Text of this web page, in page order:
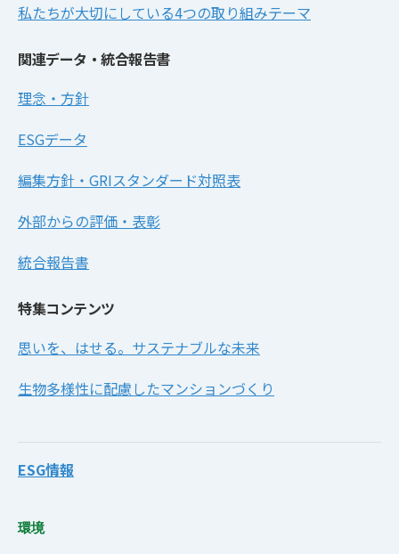
私たちが大切にしている4つの取り組みテーマ
関連データ・統合報告書
理念・方針
ESGデータ
編集方針・GRIスタンダード対照表
外部からの評価・表彰
統合報告書
特集コンテンツ
思いを、はせる。サステナブルな未来
生物多様性に配慮したマンションづくり
ESG情報
環境